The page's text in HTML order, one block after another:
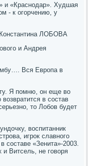
и «Краснодар». Худшая
- к огорчению, у
ЛОБОВА
и Андрея
Вся Европа в
Я помню, он еще во
в состав
то Лобов будет
воспитанник
игрок славного
составе «Зенита»-2003.
Витсель, не говоря